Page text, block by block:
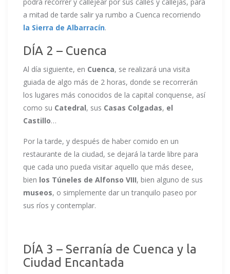
a mitad de tarde salir ya rumbo a Cuenca recorriendo
la Sierra de Albarracín.
DÍA 2 – Cuenca
Al día siguiente, en Cuenca, se realizará una visita
guiada de algo más de 2 horas, donde se recorrerán
los lugares más conocidos de la capital conquense, así
como su Catedral, sus Casas Colgadas, el
Castillo…
Por la tarde, y después de haber comido en un
restaurante de la ciudad, se dejará la tarde libre para
que cada uno pueda visitar aquello que más desee,
bien los Túneles de Alfonso VIII, bien alguno de sus
museos, o simplemente dar un tranquilo paseo por
sus ríos y contemplar.
DÍA 3 – Serranía de Cuenca y la
Ciudad Encantada